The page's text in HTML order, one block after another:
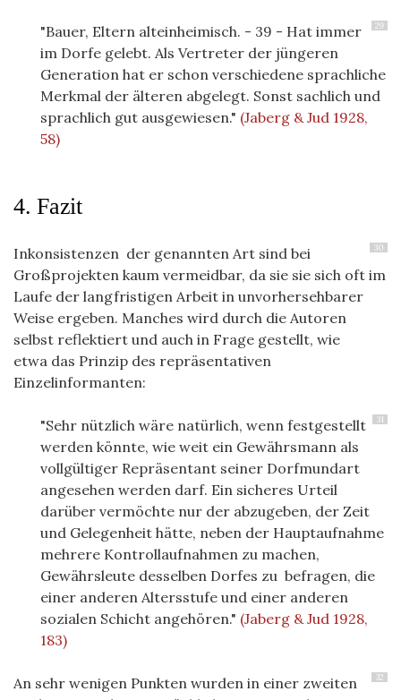
29
"Bauer, Eltern alteinheimisch. - 39 - Hat immer
im Dorfe gelebt. Als Vertreter der jüngeren
Generation hat er schon verschiedene sprachliche
Merkmal der älteren abgelegt. Sonst sachlich und
sprachlich gut ausgewiesen." (Jaberg & Jud 1928,
58)
4. Fazit
30
Inkonsistenzen der genannten Art sind bei
Großprojekten kaum vermeidbar, da sie sie sich oft im
Laufe der langfristigen Arbeit in unvorhersehbarer
Weise ergeben. Manches wird durch die Autoren
selbst reflektiert und auch in Frage gestellt, wie
etwa das Prinzip des repräsentativen
Einzelinformanten:
31
"Sehr nützlich wäre natürlich, wenn festgestellt
werden könnte, wie weit ein Gewährsmann als
vollgültiger Repräsentant seiner Dorfmundart
angesehen werden darf. Ein sicheres Urteil
darüber vermöchte nur der abzugeben, der Zeit
und Gelegenheit hätte, neben der Hauptaufnahme
mehrere Kontrollaufnahmen zu machen,
Gewährsleute desselben Dorfes zu befragen, die
einer anderen Altersstufe und einer anderen
sozialen Schicht angehören." (Jaberg & Jud 1928,
183)
32
An sehr wenigen Punkten wurden in einer zweiten